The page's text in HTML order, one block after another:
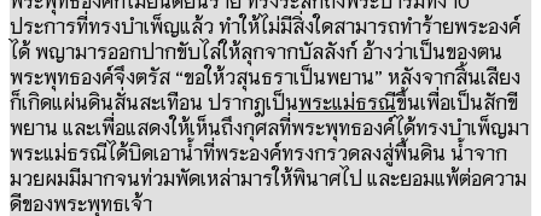
ประการที่ทรงบำเพ็ญแล้ว ทำให้ไม่มีสิ่งใดสามารถทำร้ายพระองค์
ได้ พญามารออกปากขับไล่ให้ลุกจากบัลลังก์ อ้างว่าเป็นของตน
พระพุทธองค์จึงตรัส “ขอให้วสุนธราเป็นพยาน” หลังจากสิ้นเสียง
ก็เกิดแผ่นดินสั่นสะเทือน ปรากฎเป็นพระแม่ธรณีขึ้นเพื่อเป็นสักขี
พยาน และเพื่อแสดงให้เห็นถึงกุศลที่พระพุทธองค์ได้ทรงบำเพ็ญมา
พระแม่ธรณีได้บิดเอาน้ำที่พระองค์ทรงกรวดลงสู่พื้นดิน น้ำจาก
มวยผมมีมากจนท่วมพัดเหล่ามารให้พินาศไป และยอมแพ้ต่อความ
ดีของพระพุทธเจ้า